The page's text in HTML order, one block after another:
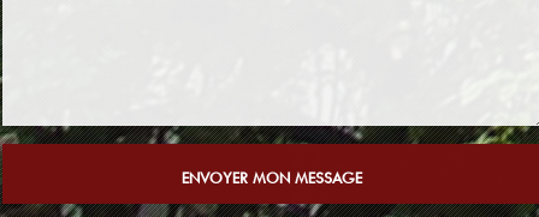
ENVOYER MON MESSAGE